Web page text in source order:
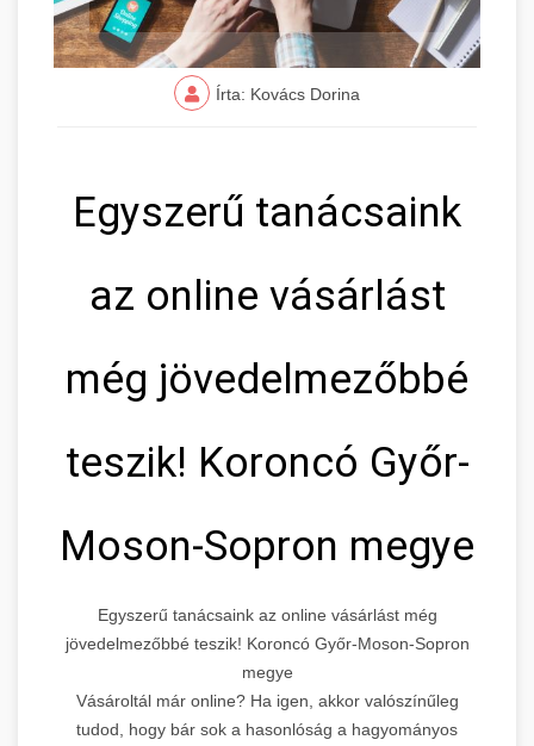
Írta: Kovács Dorina
Egyszerű tanácsaink
az online vásárlást
még jövedelmezőbbé
teszik! Koroncó Győr-
Moson-Sopron megye
Egyszerű tanácsaink az online vásárlást még
jövedelmezőbbé teszik! Koroncó Győr-Moson-Sopron
megye
Vásároltál már online? Ha igen, akkor valószínűleg
tudod, hogy bár sok a hasonlóság a hagyományos